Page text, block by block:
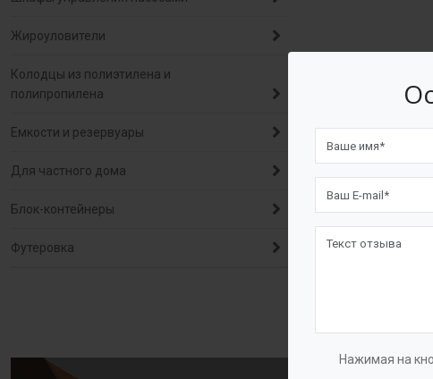
Нажимая на
Жироуловители
Колодцы из полиэтилена и
полипропилена
Емкости и резервуары
Для частного дома
Блок-контейнеры
Футеровка